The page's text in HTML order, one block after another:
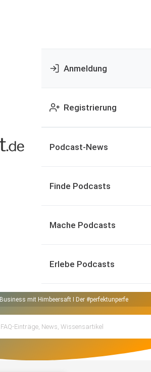
Anmeldung
Registrierung
Podcast-News
Finde Podcasts
Mache Podcasts
Erlebe Podcasts
Business mit Himbeersaft I Der #perfektunperfekte